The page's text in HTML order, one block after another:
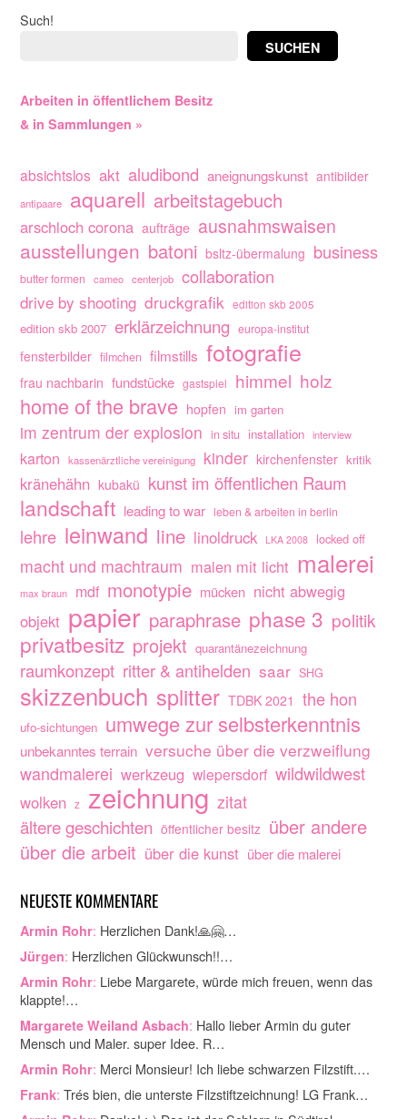
Such!
SUCHEN
Arbeiten in öffentlichem Besitz
& in Sammlungen »
absichtslos akt aludibond aneignungskunst antibilder
antipaare aquarell arbeitstagebuch
arschloch corona aufträge ausnahmswaisen
ausstellungen batoni bsltz-übermalung business
butter formen cameo centerjob collaboration
drive by shooting druckgrafik edition skb 2005
edition skb 2007 erklärzeichnung europa-institut
fensterbilder filmchen filmstills fotografie
frau nachbarin fundstücke gastspiel himmel holz
home of the brave hopfen im garten
im zentrum der explosion in situ installation interview
karton kassenärztliche vereinigung kinder kirchenfenster kritik
kränehähn kubakü kunst im öffentlichen Raum
landschaft leading to war leben & arbeiten in berlin
lehre leinwand line linoldruck LKA 2008 locked off
macht und machtraum malen mit licht malerei
max braun mdf monotypie mücken nicht abwegig
objekt papier paraphrase phase 3 politik
privatbesitz projekt quarantänezeichnung
raumkonzept ritter & antihelden saar SHG
skizzenbuch splitter TDBK 2021 the hon
ufo-sichtungen umwege zur selbsterkenntnis
unbekanntes terrain versuche über die verzweiflung
wandmalerei werkzeug wiepersdorf wildwildwest
wolken z zeichnung zitat
ältere geschichten öffentlicher besitz über andere
über die arbeit über die kunst über die malerei
NEUESTE KOMMENTARE
Armin Rohr: Herzlichen Dank!🙏🤗…
Jürgen: Herzlichen Glückwunsch!!…
Armin Rohr: Liebe Margarete, würde mich freuen, wenn das
klappte!…
Margarete Weiland Asbach: Hallo lieber Armin du guter
Mensch und Maler. super Idee. R…
Armin Rohr: Merci Monsieur! Ich liebe schwarzen Filzstift.…
Frank: Trés bien, die unterste Filzstiftzeichnung! LG Frank…